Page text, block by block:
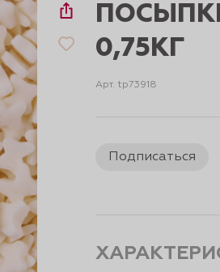
0,75КГ
Арт. tp73918
Подписаться